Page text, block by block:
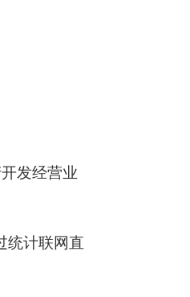
发经营业
统计联网直